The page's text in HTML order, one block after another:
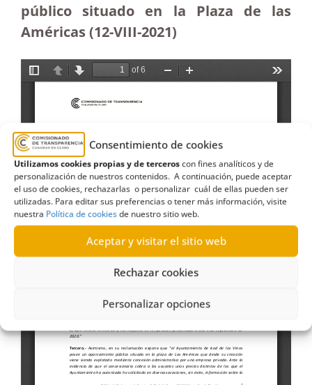
Consentimiento de cookies
Utilizamos cookies propias y de terceroscon fines analíticos y de
personalización de nuestros contenidos. A continuación, puede aceptar
el uso de cookies, rechazarlas o personalizar cuál de ellas pueden ser
utilizadas. Para editar sus preferencias o tener más información, visite
nuestra Política de cookiesde nuestro sitio web.
Aceptar y visitar el sitio web
Rechazar cookies
Personalizar opciones
público situado en la Plaza de las
Américas (12-VIII-2021)